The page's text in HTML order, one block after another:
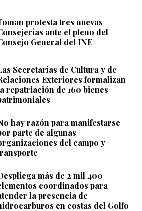
protesta tres nuevas
ante el pleno del
General del INE
Secretarías de Cultura y de
Exteriores formalizan
repatriación de 160 bienes
hay razón para manifestarse
parte de algunas
del campo y
más de 2 mil 400
coordinados para
la presencia de
en costas del Golfo